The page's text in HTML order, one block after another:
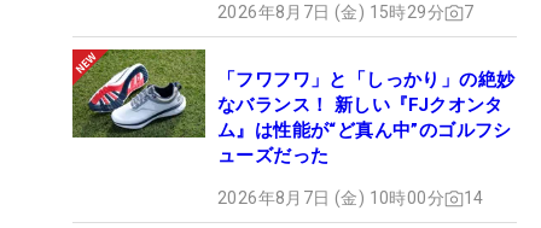
2026年8月7日 (金) 15時29分 7
「フワフワ」と「しっかり」の絶妙
なバランス！ 新しい『FJクオンタ
ム』は性能が“ど真ん中”のゴルフシ
ューズだった
2026年8月7日 (金) 10時00分 14